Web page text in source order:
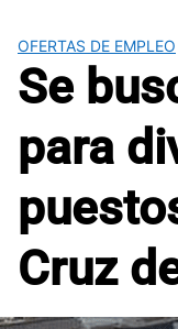
OFERTAS DE EMPLEO
Se
para
Cruz